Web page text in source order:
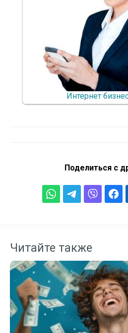
Интернет
Поделиться с
Читайте также